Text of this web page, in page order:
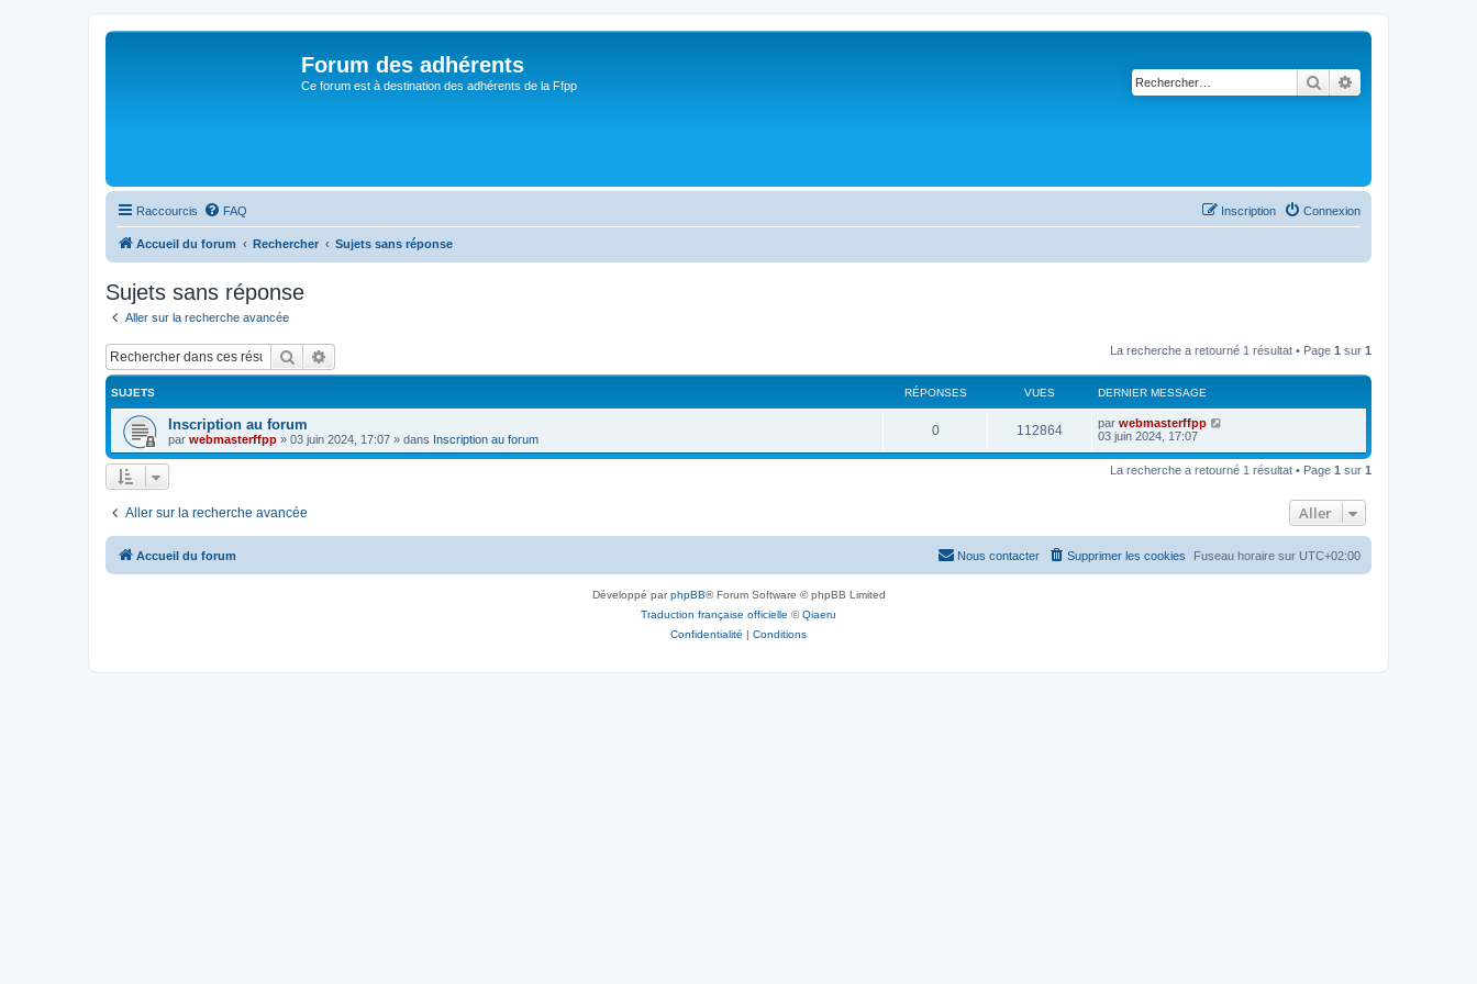
Forum des adhérents
Ce forum est à destination des adhérents de la Ffpp Rechercher
Raccourcis FAQ Connexion
Inscription
Accueil du forum Rechercher Sujets sans réponse
Sujets sans réponse
Aller sur la recherche avancée
Rechercher La recherche a retourné 1 résultat • Page 1 sur 1
SUJETS RÉPONSES VUES DERNIER MESSAGE
Inscription au forum
par webmasterffpp » 03 juin 2024, 17:07 » dans Inscription au forum
0 112864 par webmasterffpp
03 juin 2024, 17:07
La recherche a retourné 1 résultat • Page 1 sur 1
Aller sur la recherche avancée Aller
Accueil du forum Fuseau horaire sur UTC+02:00
Supprimer les cookies
Nous contacter
Développé parphpBB® Forum Software © phpBB Limited
Traduction française officielle ©Qiaeru
Confidentialité | Conditions